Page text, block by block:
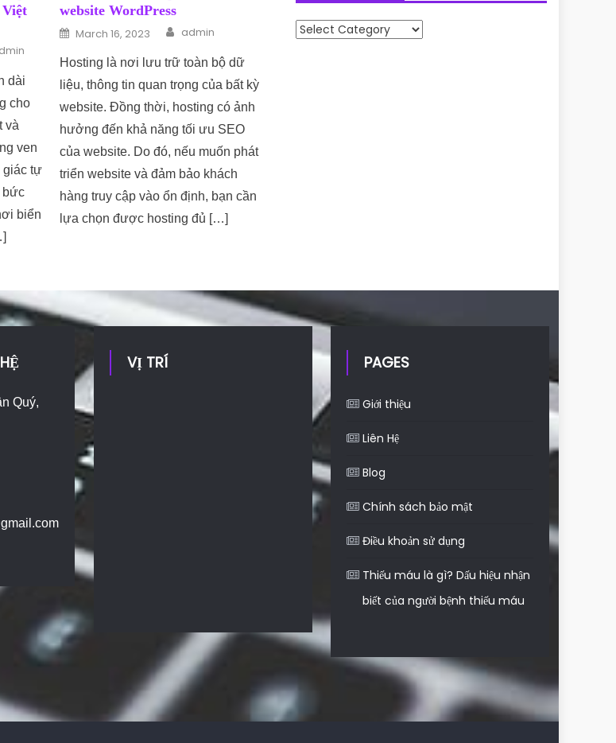
dài
cho
và
ven
giác tự
bức
biển
website WordPress
Posted on
March 16, 2023 Author
admin
Hosting là nơi lưu trữ toàn bộ dữ
liệu, thông tin quan trọng của bất kỳ
website. Đồng thời, hosting có ảnh
hưởng đến khả năng tối ưu SEO
của website. Do đó, nếu muốn phát
triển website và đảm bảo khách
hàng truy cập vào ổn định, bạn cần
lựa chọn được hosting đủ […]
Danh mục
Quý,
VỊ TRÍ PAGES
Giới thiệu
Liên Hệ
Blog
Chính sách bảo mật
Điều khoản sử dụng
Thiếu máu là gì? Dấu hiệu nhận
biết của người bệnh thiếu máu